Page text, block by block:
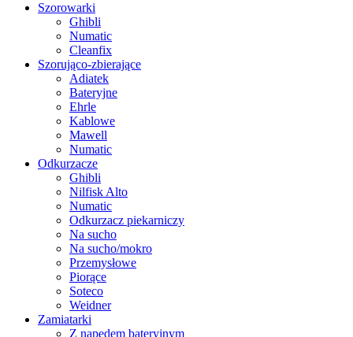
Szorowarki
Ghibli
Numatic
Cleanfix
Szorująco-zbierające
Adiatek
Bateryjne
Ehrle
Kablowe
Mawell
Numatic
Odkurzacze
Ghibli
Nilfisk Alto
Numatic
Odkurzacz piekarniczy
Na sucho
Na sucho/mokro
Przemysłowe
Piorące
Soteco
Weidner
Zamiatarki
Z napędem bateryjnym